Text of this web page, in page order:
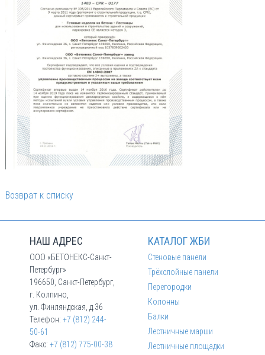
Возврат к списку
НАШ АДРЕС
ООО «БЕТОНЕКС-Санкт-
Петербург»
196650, Санкт-Петербург,
г. Колпино,
ул. Финляндская, д.36
Телефон:+7 (812) 244-
50-61
Факс:+7 (812) 775-00-38
КАТАЛОГ ЖБИ
Стеновые панели
Трёхслойные панели
Перегородки
Колонны
Балки
Лестничные марши
Лестничные площадки